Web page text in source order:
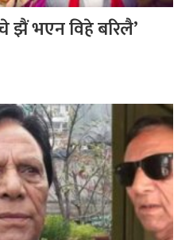
झैं भएन विहे बरिलै’